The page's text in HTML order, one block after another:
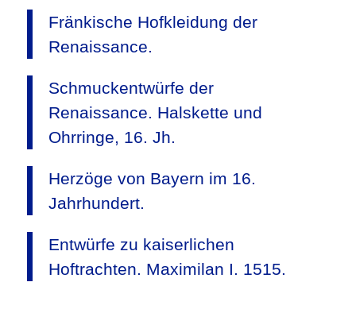
Fränkische Hofkleidung der
Renaissance.
Schmuckentwürfe der
Renaissance. Halskette und
Ohrringe, 16. Jh.
Herzöge von Bayern im 16.
Jahrhundert.
Entwürfe zu kaiserlichen
Hoftrachten. Maximilan I. 1515.